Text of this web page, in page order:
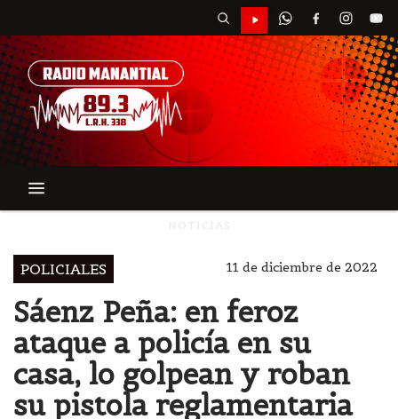
POLICIALES 11 de diciembre de 2022
Sáenz Peña: en feroz
ataque a policía en su
casa, lo golpean y roban
su pistola reglamentaria